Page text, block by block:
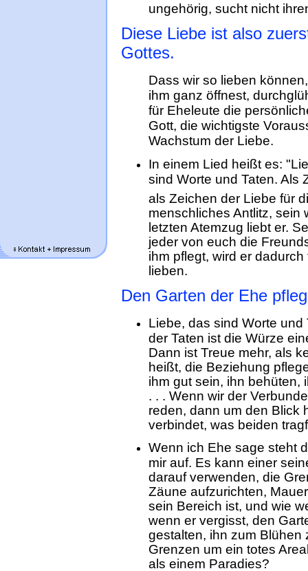
ungehörig, sucht nicht
Diese Liebe ist also
Gottes.
Dass wir so lieben
ihm ganz öffnest,
für Eheleute die
Gott, die wichtigste
Wachstum der Liebe.
In einem Lied heißt es:
sind Worte und Taten. Als
als Zeichen der Liebe für
menschliches Antlitz, sein
letzten Atemzug liebt er.
jeder von euch die
ihm pflegt, wird er
lieben.
Den Garten der Ehe
Liebe, das sind Worte
der Taten ist die Würze
Dann ist Treue mehr, als
heißt, die Beziehung
ihm gut sein, ihn behüten,
. . . Wenn wir der
reden, dann um den Blick
verbindet, was beiden
Wenn ich Ehe sage steht
mir auf. Es kann einer
darauf verwenden, die
Zäune aufzurichten,
sein Bereich ist, und wie
wenn er vergisst, den
gestalten, ihn zum Blühen
Grenzen um ein totes
als einem Paradies?